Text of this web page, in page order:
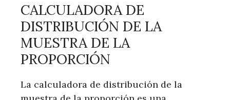
CALCULADORA DE
DISTRIBUCIÓN DE LA
MUESTRA DE LA
PROPORCIÓN
La calculadora de distribución de la